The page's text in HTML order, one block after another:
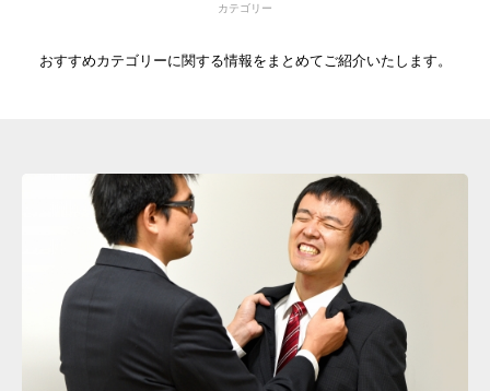
カテゴリー
おすすめカテゴリーに関する情報をまとめてご紹介いたします。